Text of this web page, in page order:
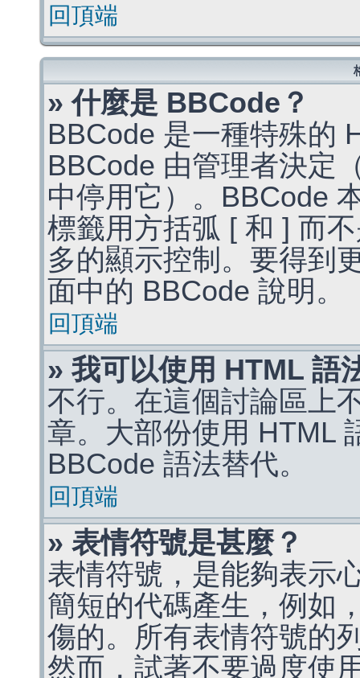
回頂端
» 什麼是 BBCode？
BBCode 是一種特殊的
BBCode 由管理者決定
中停用它）。BBCode
標籤用方括弧 [ 和 ] 而
多的顯示控制。要得到
面中的 BBCode 說明。
回頂端
» 我可以使用 HTML 語
不行。在這個討論區上
章。大部份使用 HTML
BBCode 語法替代。
回頂端
» 表情符號是甚麼？
表情符號，是能夠表示
簡短的代碼產生，例如
傷的。所有表情符號的
然而，試著不要過度使